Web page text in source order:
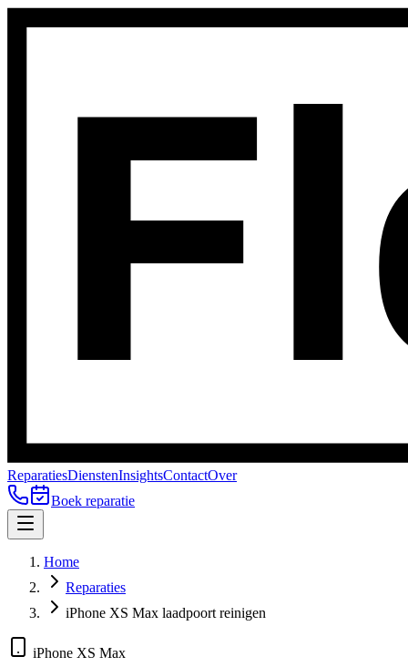
ReparatiesDienstenInsightsContactOver
Boek reparatie
Home
Reparaties
iPhone XS Max laadpoort reinigen
iPhone XS Max